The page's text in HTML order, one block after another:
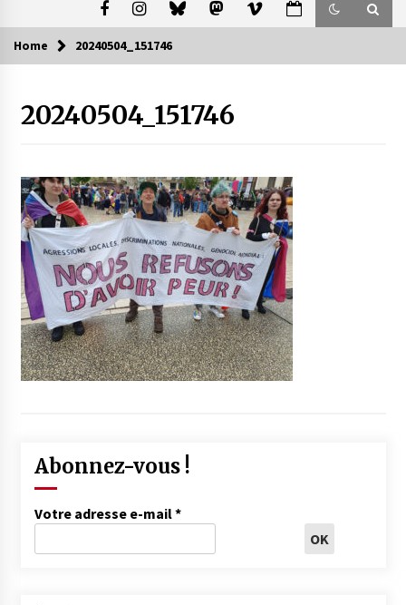
Home 20240504_151746
20240504_151746
Abonnez-vous !
Votre adresse e-mail*